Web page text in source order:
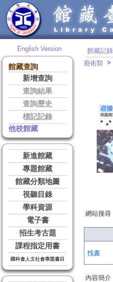
English Version
館藏查詢
新增查詢
查詢結果
查詢歷史
標記記錄
他校館藏
新進館藏
專題館藏
館藏分類地圖
視聽目錄
學科資源
電子書
招生考古題
課程指定用書
國科會人文社會專題書目
館藏記錄
藝術類 >
網站搜尋
找書
內容簡介